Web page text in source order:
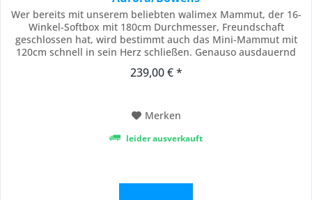
Wer bereits mit unserem beliebten walimex Mammut, der 16-
Winkel-Softbox mit 180cm Durchmesser, Freundschaft
geschlossen hat, wird bestimmt auch das Mini-Mammut mit
120cm schnell in sein Herz schließen. Genauso ausdauernd
großen Vorteilen. Die 16-Winkel-Softbox sorgt sowohl in der
239,00 € *
Merken
leider ausverkauft